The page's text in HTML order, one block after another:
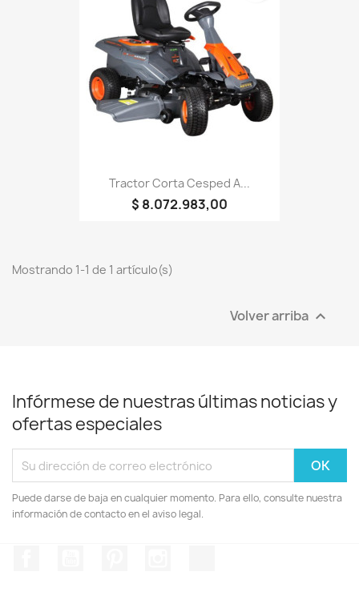
Tractor Corta Cesped A...
$ 8.072.983,00
Mostrando 1-1 de 1 artículo(s)
Volver arriba 
Infórmese de nuestras últimas noticias y
ofertas especiales
Puede darse de baja en cualquier momento. Para ello, consulte nuestra
información de contacto en el aviso legal.